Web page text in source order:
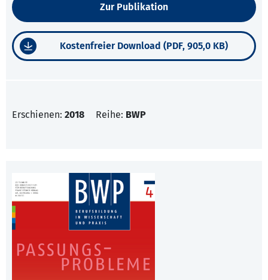
Zur Publikation
Kostenfreier Download (PDF, 905,0 KB)
Erschienen: 2018 Reihe: BWP